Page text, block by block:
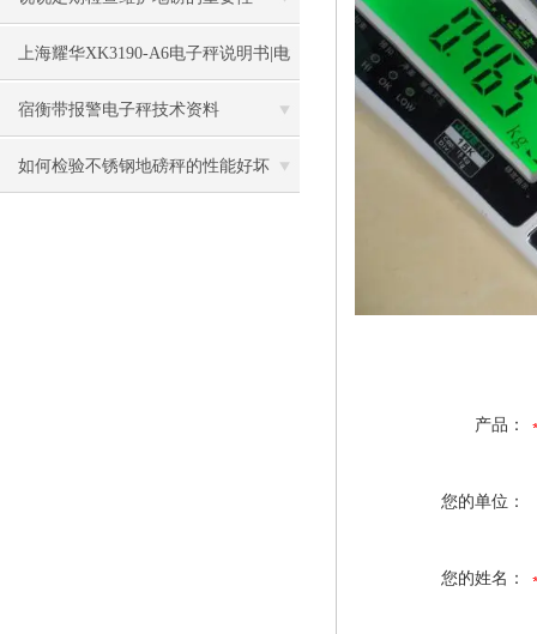
上海耀华XK3190-A6电子秤说明书|电
子秤|电子叉车称|磅秤
宿衡带报警电子秤技术资料
如何检验不锈钢地磅秤的性能好坏
产品：
您的单位：
您的姓名：